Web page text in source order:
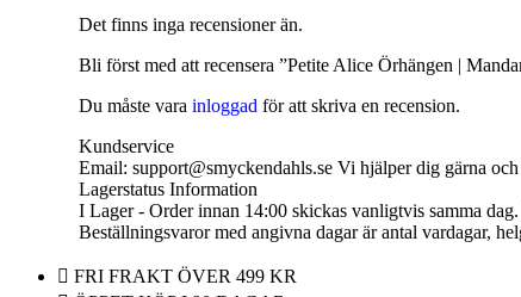
Armband Barn
Örhängen
Örhängen Dam
Örhängen Barn
Ringar
Ringar Dam
Ringar Herr
Det finns inga recensioner än.
Bli först med att recensera ”Petite Alice Örhängen |
Du måste vara inloggad för att skriva en recension.
Kundservice
Email: support@smyckendahls.se Vi hjälper dig gärna
Lagerstatus Information
I Lager - Order innan 14:00 skickas vanligtvis samma
Beställningsvaror med angivna dagar är antal vardagar,
FRI FRAKT ÖVER 499 KR